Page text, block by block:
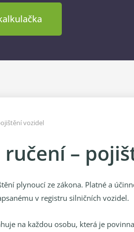
vozidel
ručení –
plynoucí ze zákona. Platné a
v registru silničních vozidel.
na každou osobu, která je